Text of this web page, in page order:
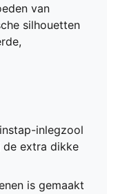
van
silhouetten
inlegzool
extra dikke
is gemaakt